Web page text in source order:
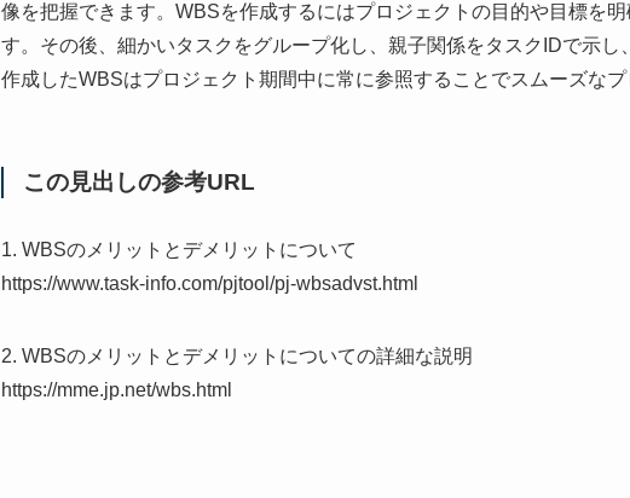
像を把握できます。WBSを作成するにはプロジェクトの目的や目標を
す。その後、細かいタスクをグループ化し、親子関係をタスクIDで示
作成したWBSはプロジェクト期間中に常に参照することでスムーズなプ
この見出しの参考URL
1. WBSのメリットとデメリットについて
https://www.task-info.com/pjtool/pj-wbsadvst.html
2. WBSのメリットとデメリットについての詳細な説明
https://mme.jp.net/wbs.html